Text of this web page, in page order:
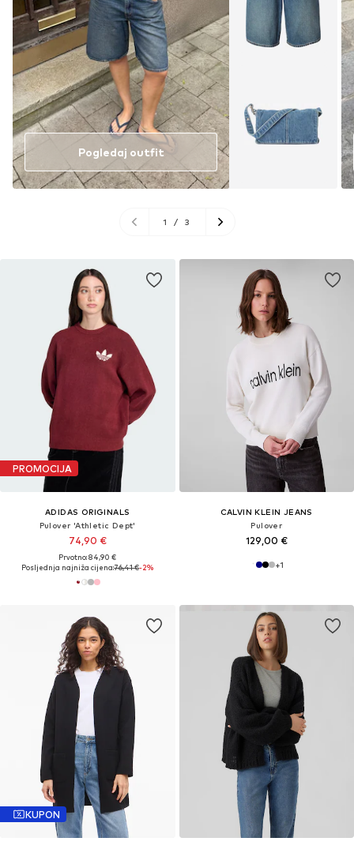
Pogledaj outfit
1 / 3
PROMOCIJA
ADIDAS ORIGINALS
Pulover 'Athletic Dept'
74,90 €
Prvotno: 84,90 €
Posljednja najniža cijena:76,41 €-2%
CALVIN KLEIN JEANS
Pulover
129,00 €
+1
KUPON